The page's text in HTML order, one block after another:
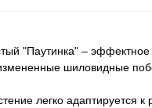
"Паутинка" –
шиловидные
легко адаптируется